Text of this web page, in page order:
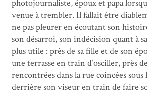
photojournaliste, époux et papa
venue à trembler. Il fallait être
ne pas pleurer en écoutant son
son désarroi, son indécision quant à
plus utile : près de sa fille et de son
une terrasse en train d’osciller, près
rencontrées dans la rue coincées sous
derrière son viseur en train de faire